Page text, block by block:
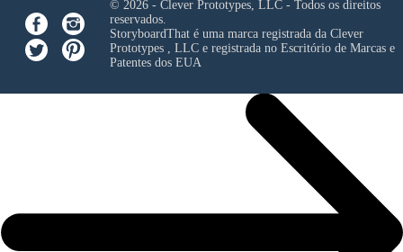
© 2026 - Clever Prototypes, LLC - Todos os direitos
reservados.
StoryboardThat é uma marca registrada da Clever
Prototypes , LLCe registrada no Escritório de Marcas e
Patentes dos EUA